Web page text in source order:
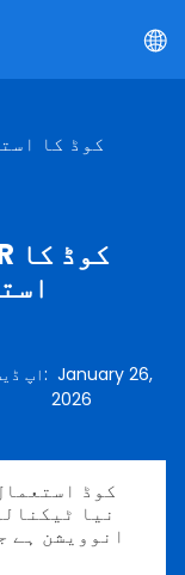
اپ: January 26,
2026
نیا
انوویشن ہے